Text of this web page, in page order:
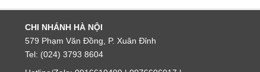
CHI NHÁNH HÀ NỘI
579 Phạm Văn Đồng, P. Xuân Đỉnh
Tel: (024) 3793 8604